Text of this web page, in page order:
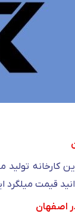
کارخانه
قیمت میلگرد
اصفهان